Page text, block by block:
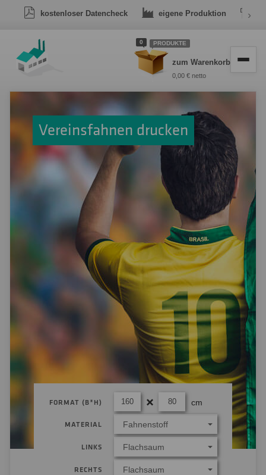
kostenloser Datencheck eigene Produktion ›
0 PRODUKTE
zum Warenkorb
0,00 € netto
Vereinsfahnen drucken
FORMAT (B*H) cm
MATERIAL Fahnenstoff
LINKS Flachsaum
RECHTS Flachsaum